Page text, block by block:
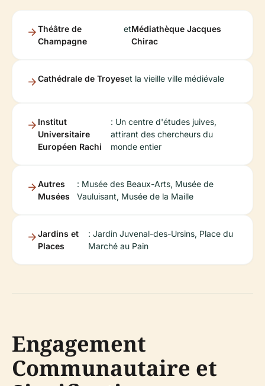
Théâtre de
Champagne
etMédiathèque Jacques
Chirac
Cathédrale de Troyeset la vieille ville médiévale
Institut
Universitaire
Européen Rachi
: Un centre d'études juives,
attirant des chercheurs du
monde entier
Autres
Musées
: Musée des Beaux-Arts, Musée de
Vauluisant, Musée de la Maille
Jardins et
Places
: Jardin Juvenal-des-Ursins, Place du
Marché au Pain
Engagement
Communautaire et